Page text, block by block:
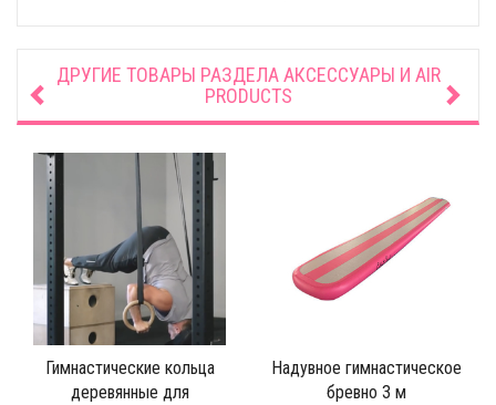
ДРУГИЕ ТОВАРЫ РАЗДЕЛААКСЕССУАРЫ И AIR
PRODUCTS
Гимнастические кольца
деревянные для
Надувное гимнастическое
бревно 3 м